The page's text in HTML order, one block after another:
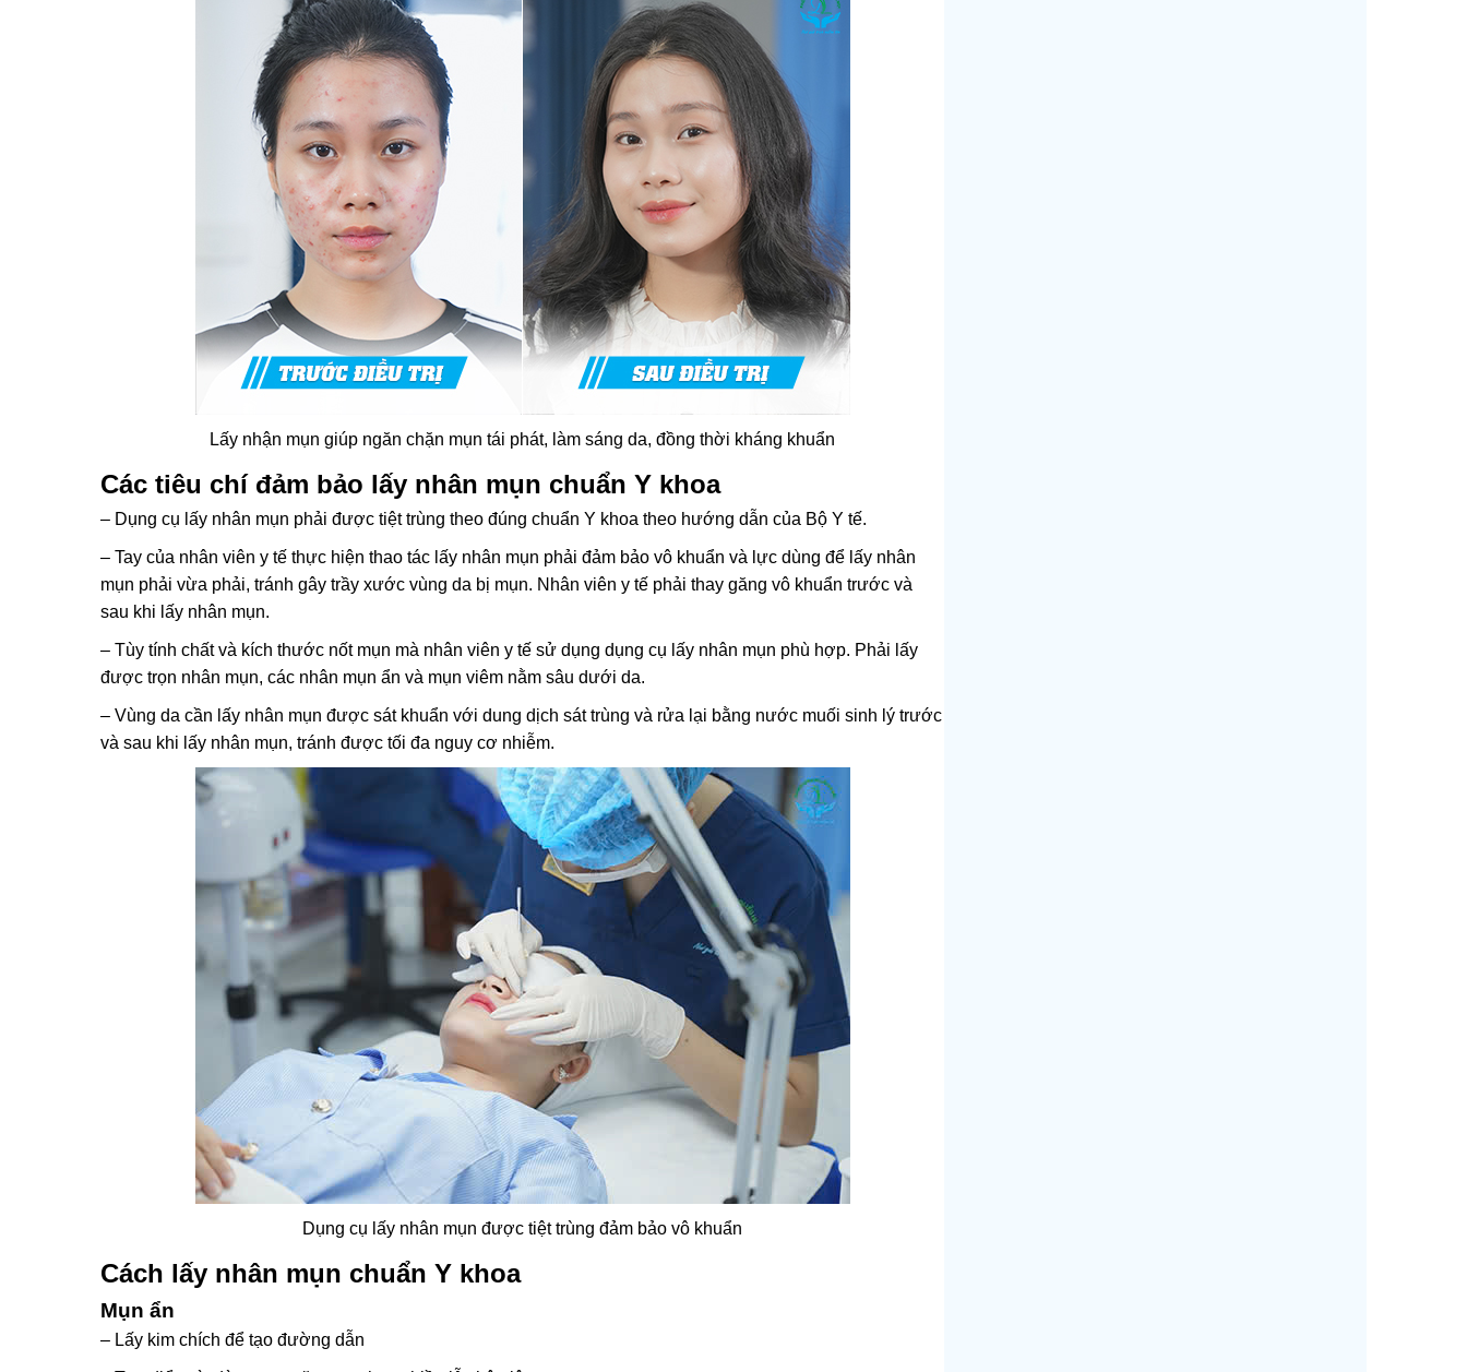
Lấy nhận mụngiúp ngăn chặn mụn tái phát, làm sáng da, đồng thời kháng khuẩn
Các tiêu chí đảm bảo lấy nhân mụn chuẩn Y khoa
– Dụng cụ lấy nhân mụn phải được tiệt trùng theo đúng chuẩn Y khoa theo hướng dẫn của Bộ Y tế.
– Tay của nhân viên y tế thực hiện thao tác lấy nhân mụn phải đảm bảo vô khuẩn và lực dùng để lấy nhân
mụn phải vừa phải, tránh gây trầy xước vùng da bị mụn. Nhân viên y tế phải thay găng vô khuẩn trước và
sau khi lấy nhân mụn.
– Tùy tính chất và kích thước nốt mụn mà nhân viên y tế sử dụng dụng cụ lấy nhân mụn phù hợp. Phải lấy
được trọn nhân mụn, các nhân mụn ẩn và mụn viêm nằm sâu dưới da.
– Vùng da cần lấy nhân mụn được sát khuẩn với dung dịch sát trùng và rửa lại bằng nước muối sinh lý trước
và sau khi lấy nhân mụn, tránh được tối đa nguy cơ nhiễm.
Dụng cụ lấy nhân mụn được tiệt trùng đảm bảo vô khuẩn
Cách lấy nhân mụn chuẩn Y khoa
Mụn ẩn
– Lấy kim chích để tạo đường dẫn